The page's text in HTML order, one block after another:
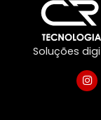
Soluções